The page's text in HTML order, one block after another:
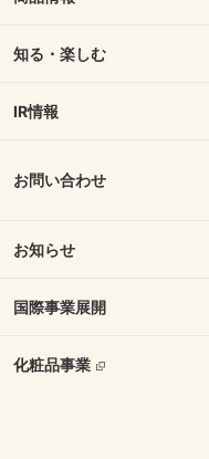
知る・楽しむ
IR情報
お問い合わせ
お知らせ
国際事業展開
化粧品事業